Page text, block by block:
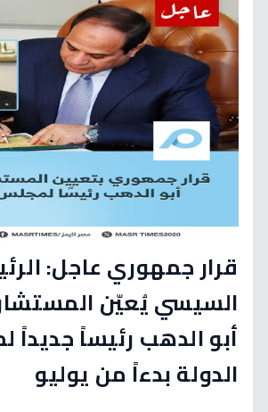
قرار جمهوري عاجل:
السيسي يُعيّن
أبو الدهب رئيساً
الدولة بدءاً من يوليو